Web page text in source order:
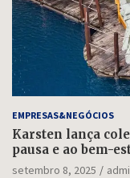
EMPRESAS&NEGÓCIOS
Karsten lança
pausa e ao bem-
setembro 8, 2025